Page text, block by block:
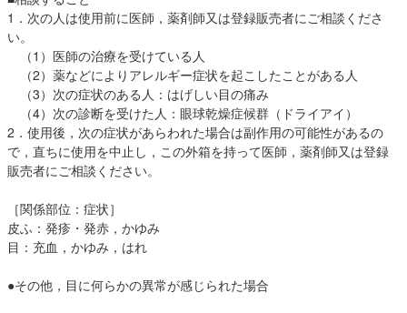
1．次の人は使用前に医師，薬剤師又は登録販売者にご相談くださ
い。
（1）医師の治療を受けている人
（2）薬などによりアレルギー症状を起こしたことがある人
（3）次の症状のある人：はげしい目の痛み
（4）次の診断を受けた人：眼球乾燥症候群（ドライアイ）
2．使用後，次の症状があらわれた場合は副作用の可能性があるの
で，直ちに使用を中止し，この外箱を持って医師，薬剤師又は登録
販売者にご相談ください。
［関係部位：症状］
皮ふ：発疹・発赤，かゆみ
目：充血，かゆみ，はれ
●その他，目に何らかの異常が感じられた場合